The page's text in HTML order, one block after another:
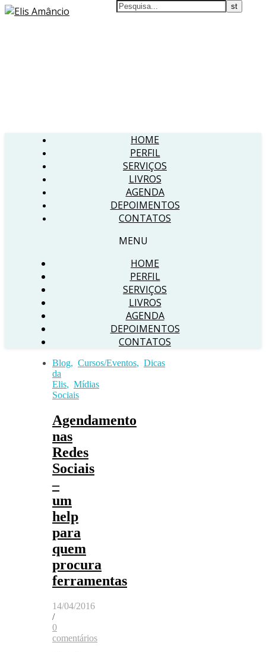
HOME
PERFIL
SERVIÇOS
LIVROS
AGENDA
DEPOIMENTOS
CONTATOS
MENU
HOME
PERFIL
SERVIÇOS
LIVROS
AGENDA
DEPOIMENTOS
CONTATOS
Blog, Cursos/Eventos, Dicas
da
Elis, Mídias
Sociais
Agendamento
nas
Redes
Sociais
–
um
help
para
quem
procura
ferramentas
14/04/2016
/
0
comentários